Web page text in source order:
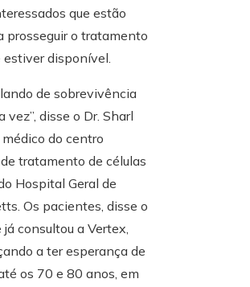
​​que estão
prosseguir o tratamento
estiver disponível.
de sobrevivência
vez”, disse o Dr. Sharl
do centro
tratamento de células
Hospital Geral de
Os pacientes, disse o
já consultou a Vertex,
a ter esperança de
os 70 e 80 anos, em